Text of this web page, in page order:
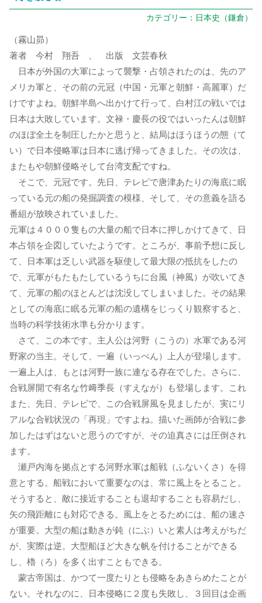
カテゴリー： 日本史（鎌倉）
（霧山昴）
著者 今村 翔吾 、 出版 文芸春秋
日本が外国の大軍によって襲撃・占領されたのは、先のア
メリカ軍と、その前の元冠（中国・元軍と朝鮮・高麗軍）だ
けですよね。朝鮮半島へ出かけて行って、白村江の戦いでは
日本は大敗しています。文禄・慶長の役ではいったんは朝鮮
のほぼ全土を制圧したかと思うと、結局はほうほうの態（て
い）で日本侵略軍は日本に逃げ帰ってきました。その次は、
またもや朝鮮侵略そして台湾支配ですね。
そこで、元冠です。先日、テレビで唐津あたりの海底に眠
っている元の船の発掘調査の模様、そして、その意義を語る
番組が放映されていました。
元軍は４０００隻もの大量の船で日本に押しかけてきて、日
本占領を企図していたようです。ところが、事前予想に反し
て、日本軍は乏しい武器を駆使して最大限の抵抗をしたの
で、元軍がもたもたしているうちに台風（神風）が吹いてき
て、元軍の船のほとんどは沈没してしまいました。その結果
としての海底に眠る元軍の船の遺構をじっくり観察すると、
当時の科学技術水準も分かります。
さて、この本です。主人公は河野（こうの）水軍である河
野家の当主。そして、一遍（いっぺん）上人が登場します。
一遍上人は、もとは河野一族に連なる存在でした。さらに、
合戦屏開で有名な竹﨑季長（すえなが）も登場します。これ
また、先日、テレビで、この合戦屏風を見ましたが、実にリ
アルな合戦状況の「再現」ですよね。描いた画師が合戦に参
加したはずはないと思うのですが、その迫真さには圧倒され
ます。
瀬戸内海を拠点とする河野水軍は船戦（ふないくさ）を得
意とする。船戦において重要なのは、常に風上をとること。
そうすると、敵に接近することも退却することも容易だし、
矢の飛距離にも対応できる。風上をとるためには、船の速さ
が重要。大型の船は動きが鈍（にぶ）いと素人は考えがちだ
が、実際は逆。大型船ほど大きな帆を付けることができる
し、櫓（ろ）を多く出すこともできる。
蒙古帝国は、かつて一度たりとも侵略をあきらめたことが
ない。それなのに、日本侵略に２度も失敗し、３回目は企画